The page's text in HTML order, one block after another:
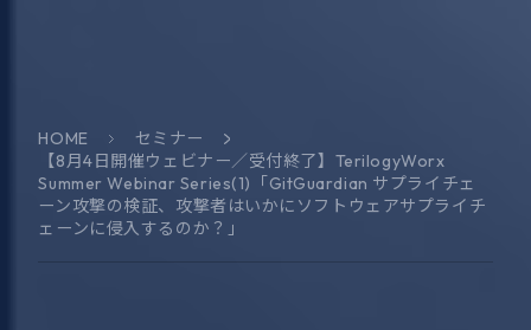
HOME
セミナー
【8月4日開催ウェビナー／受付終了】 TerilogyWorx
Summer Webinar Series(1)「GitGuardian サプライチェ
ーン攻撃の検証、攻撃者はいかにソフトウェアサプライチ
ェーンに侵入するのか？」